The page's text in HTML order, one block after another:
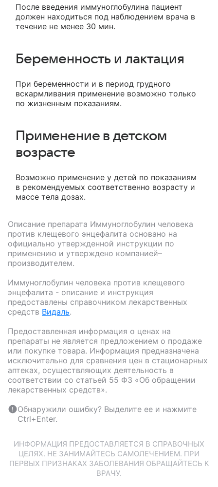
После введения иммуноглобулина пациент
должен находиться под наблюдением врача в
течение не менее 30 мин.
Беременность и лактация
При беременности и в период грудного
вскармливания применение возможно только
по жизненным показаниям.
Применение в детском
возрасте
Возможно применение у детей по показаниям
в рекомендуемых соответственно возрасту и
массе тела дозах.
Описание препарата Иммуноглобулин человека
против клещевого энцефалита основано на
официально утвержденной инструкции по
применению и утверждено компанией–
производителем.
Иммуноглобулин человека против клещевого
энцефалита - описание и инструкция
предоставлены справочником лекарственных
средств Видаль.
Предоставленная информация о ценах на
препараты не является предложением о продаже
или покупке товара. Информация предназначена
исключительно для сравнения цен в стационарных
аптеках, осуществляющих деятельность в
соответствии со статьей 55 ФЗ «Об обращении
лекарственных средств».
Обнаружили ошибку? Выделите ее и нажмите
Ctrl+Enter.
ИНФОРМАЦИЯ ПРЕДОСТАВЛЯЕТСЯ В СПРАВОЧНЫХ
ЦЕЛЯХ. НЕ ЗАНИМАЙТЕСЬ САМОЛЕЧЕНИЕМ. ПРИ
ПЕРВЫХ ПРИЗНАКАХ ЗАБОЛЕВАНИЯ ОБРАЩАЙТЕСЬ К
ВРАЧУ.